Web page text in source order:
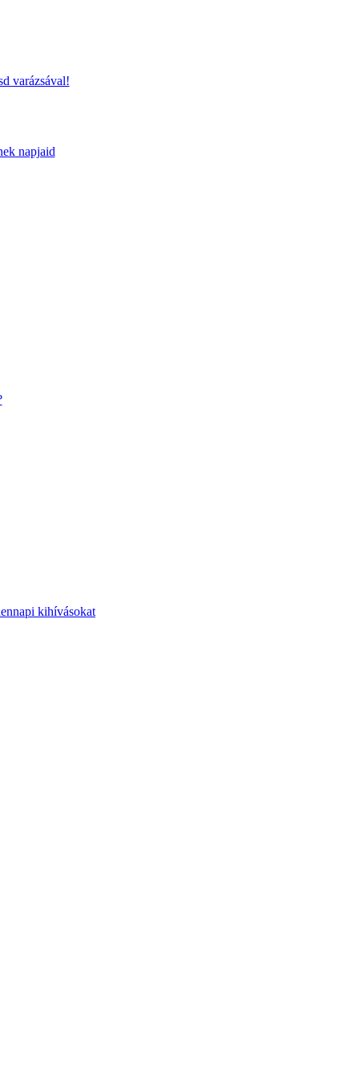
varázsával!
napjaid
kihívásokat